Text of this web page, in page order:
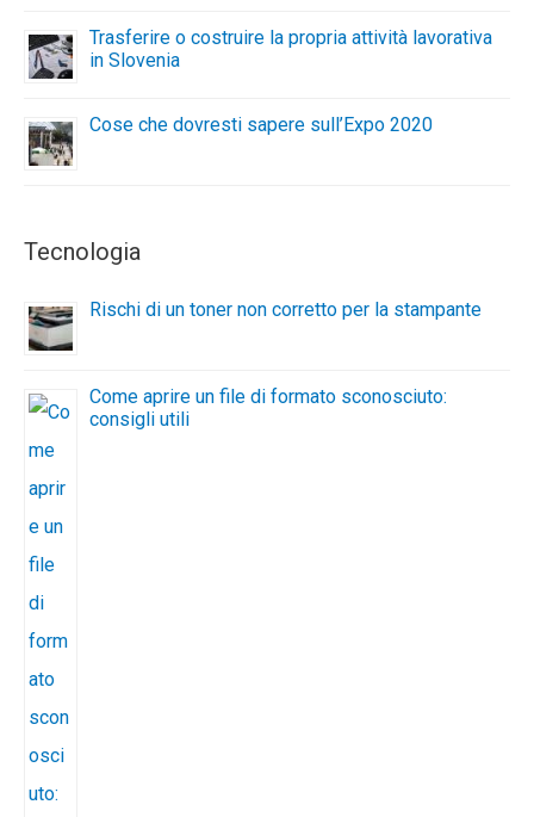
Trasferire o costruire la propria attività lavorativa
in Slovenia
Cose che dovresti sapere sull’Expo 2020
Tecnologia
Rischi di un toner non corretto per la stampante
Come aprire un file di formato sconosciuto:
consigli utili